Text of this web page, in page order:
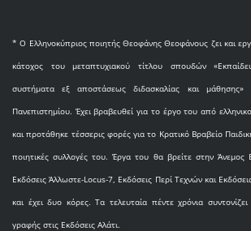
* O Eλληνοκύπριος ποιητής Θεοφάνης Θεοφάνους ζει και
κάτοχος του μεταπτυχιακού τίτλου σπουδών
συστήματα εξ αποστάσεως διδασκαλίας και μάθησης»
Πανεπιστημίου. Έχει βραβευθεί για το έργο του από
και προτάθηκε τέσσερις φορές για το Κρατικό Βραβείο
ποιητικές συλλογές του. Έργα του θα βρείτε στην Άνεμος
Εκδόσεις Άλλωστε-Locus-7, Εκδόσεις Περί Τεχνών και
και έχει δυο κόρες. Τα τελευταία πέντε χρόνια συντονίζει
γραφής στις Εκδόσεις Αλάτι.